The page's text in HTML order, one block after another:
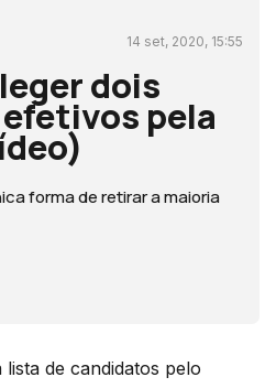
14 set, 2020, 15:55
dois
pela
forma de retirar a maioria
de candidatos pelo